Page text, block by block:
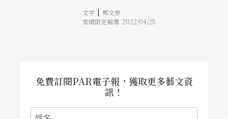
為文字
文字 | 郭文泰
官網限定報導 2022/04/25
免費訂閱PAR電子報，獲取更多藝文資
訊！